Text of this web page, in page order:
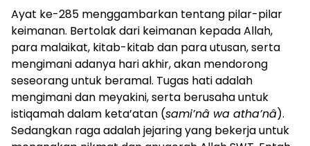
Ayat ke-285 menggambarkan tentang pilar-pilar
keimanan. Bertolak dari keimanan kepada Allah,
para malaikat, kitab-kitab dan para utusan, serta
mengimani adanya hari akhir, akan mendorong
seseorang untuk beramal. Tugas hati adalah
mengimani dan meyakini, serta berusaha untuk
istiqamah dalam keta’atan (sami’nâ wa atha’nâ).
Sedangkan raga adalah jejaring yang bekerja untuk